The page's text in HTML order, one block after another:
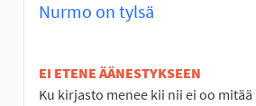
Nurmo on tylsä
EI ETENE ÄÄNESTYKSEEN
Ku kirjasto menee kii nii ei oo